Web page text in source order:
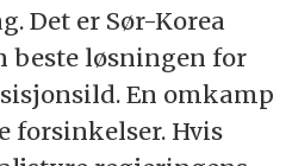
Det er Sør-Korea
beste løsningen for
En omkamp
forsinkelser. Hvis